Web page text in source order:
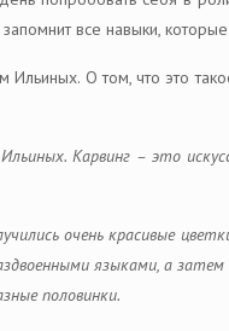
все навыки,
Ильиных. О том, что это
Карвинг – это
очень красивые
языками, а
половинки.